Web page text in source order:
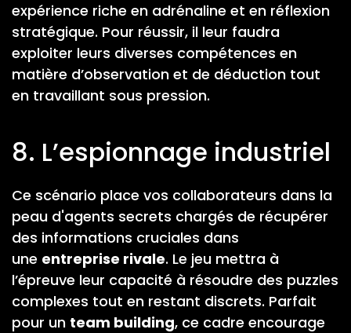
expérience riche en adrénaline et en réflexion
stratégique. Pour réussir, il leur faudra
exploiter leurs diverses compétences en
matière d’observation et de déduction tout
en travaillant sous pression.
8. L’espionnage industriel
Ce scénario place vos collaborateurs dans la
peau d'agents secrets chargés de récupérer
des informations cruciales dans
une entreprise rivale. Le jeu mettra à
l’épreuve leur capacité à résoudre des puzzles
complexes tout en restant discrets. Parfait
pour un team building, ce cadre encourage